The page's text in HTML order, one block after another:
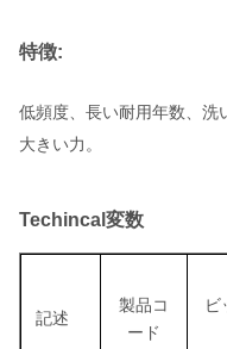
特徴:
低頻度、長い耐用年数、洗
大きい力。
Techincal変数
記述
製品コ
ード
ビ